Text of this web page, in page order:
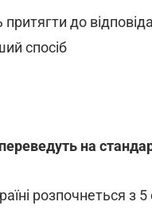
до
спосіб
на
розпочнеться з